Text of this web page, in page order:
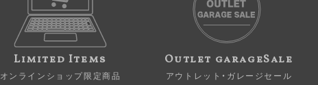
Limited Items
オンラインショップ限定商品
Outlet garageSale
アウトレット・ガレージセール